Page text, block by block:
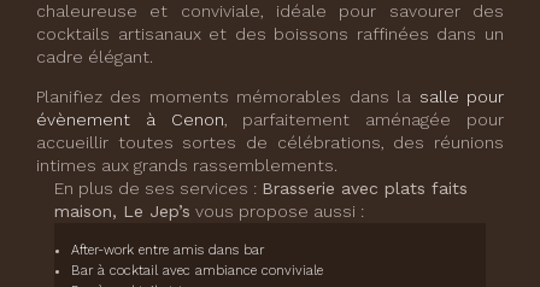
chaleureuse et conviviale, idéale pour savourer des
cocktails artisanaux et des boissons raffinées dans un
cadre élégant.
Planifiez des moments mémorables dans la salle pour
évènement à Cenon , parfaitement aménagée pour
accueillir toutes sortes de célébrations, des réunions
intimes aux grands rassemblements.
En plus de ses services : Brasserie avec plats faits
maison, Le Jep’s vous propose aussi :
After-work entre amis dans bar
Bar à cocktail avec ambiance conviviale